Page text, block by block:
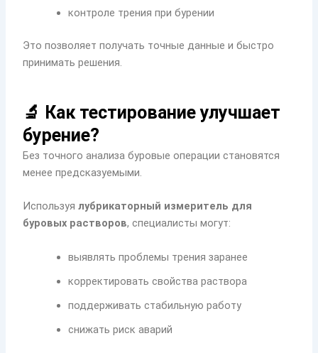
контроле трения при бурении
Это позволяет получать точные данные и быстро
принимать решения.
🔬 Как тестирование улучшает
бурение?
Без точного анализа буровые операции становятся
менее предсказуемыми.
Используялубрикаторный измеритель для
буровых растворов, специалисты могут:
выявлять проблемы трения заранее
корректировать свойства раствора
поддерживать стабильную работу
снижать риск аварий